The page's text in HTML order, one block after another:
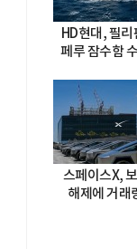
HD현대, 필리
페루 잠수함
스페이스X,
해제에 거래